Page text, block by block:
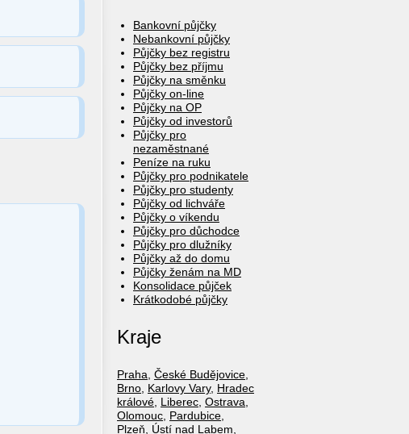
Bankovní půjčky
Nebankovní půjčky
Půjčky bez registru
Půjčky bez příjmu
Půjčky na směnku
Půjčky on-line
Půjčky na OP
Půjčky od investorů
Půjčky pro
nezaměstnané
Peníze na ruku
Půjčky pro podnikatele
Půjčky pro studenty
Půjčky od lichváře
Půjčky o víkendu
Půjčky pro důchodce
Půjčky pro dlužníky
Půjčky až do domu
Půjčky ženám na MD
Konsolidace půjček
Krátkodobé půjčky
Kraje
Praha, České Budějovice,
Brno, Karlovy Vary, Hradec
králové, Liberec, Ostrava,
Olomouc, Pardubice,
Plzeň, Ústí nad Labem,